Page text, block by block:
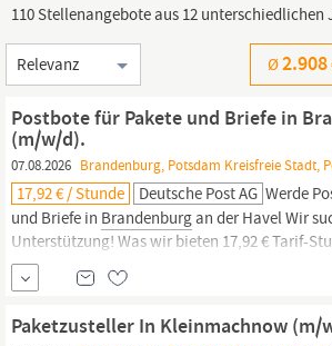
110 Stellenangebote aus 12
Sortierung
Ø2.908
Postbote für Pakete und Briefe in
(m/w/d).
07.08.2026 Brandenburg, Potsdam Kreisfreie Stadt,
17,92 € / Stunde Deutsche Post AG Werde
und Briefe in Brandenburgan der Havel Wir
Unterstützung! Was wir bieten 17,92 € Tarif-
50% Weihnachtsgeld Weitere 50%
Du kannst ab sofort befristet für längstens 6
6 Monaten Probezeit starten, 38,5 Stunden/
Paketzusteller In Kleinmachnow (m/